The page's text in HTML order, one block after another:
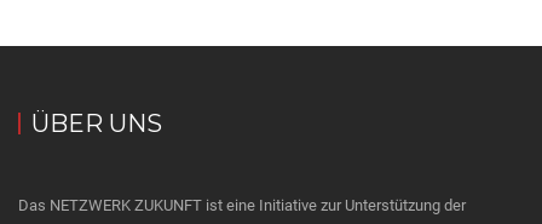
ÜBER UNS
Das NETZWERK ZUKUNFT ist eine Initiative zur Unterstützung der